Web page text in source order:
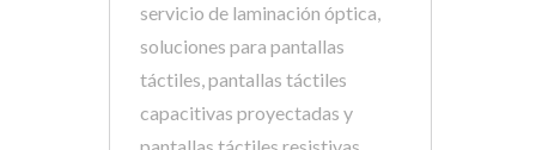
servicio de laminación óptica,
soluciones para pantallas
táctiles, pantallas táctiles
capacitivas proyectadas y